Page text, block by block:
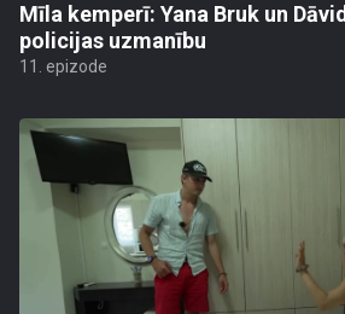
Mīla kemperī: Yana Bruk un
policijas uzmanību
11. epizode